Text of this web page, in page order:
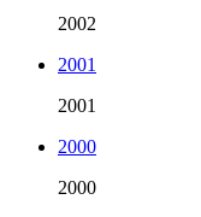
2002
2001
2001
2000
2000